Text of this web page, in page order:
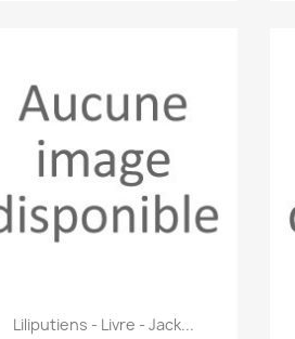
Aperçu rapide
Liliputiens - Livre - Jack...